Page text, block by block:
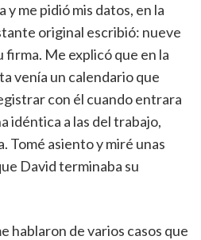
y me pidió mis datos, en la
original escribió: nueve
firma. Me explicó que en la
venía un calendario que
con él cuando entrara
idéntica a las del trabajo,
Tomé asiento y miré unas
David terminaba su
hablaron de varios casos que